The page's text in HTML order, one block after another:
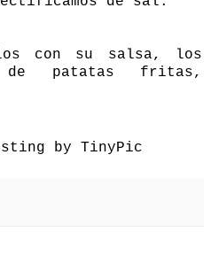
con su salsa, los
de patatas fritas,